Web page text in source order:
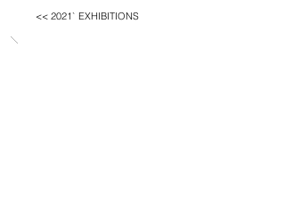
<< 2021` EXHIBITIONS